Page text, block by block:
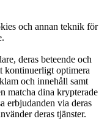
och annan teknik för
deras beteende och
kontinuerligt optimera
och innehåll samt
matcha dina krypterade
erbjudanden via deras
deras tjänster.